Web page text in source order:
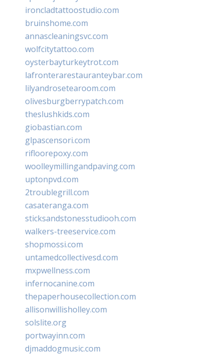
ironcladtattoostudio.com
bruinshome.com
annascleaningsvc.com
wolfcitytattoo.com
oysterbayturkeytrot.com
lafronterarestauranteybar.com
lilyandrosetearoom.com
olivesburgberrypatch.com
theslushkids.com
giobastian.com
glpascensori.com
rifloorepoxy.com
woolleymillingandpaving.com
uptonpvd.com
2troublegrill.com
casateranga.com
sticksandstonesstudiooh.com
walkers-treeservice.com
shopmossi.com
untamedcollectivesd.com
mxpwellness.com
infernocanine.com
thepaperhousecollection.com
allisonwillisholley.com
solslite.org
portwayinn.com
djmaddogmusic.com